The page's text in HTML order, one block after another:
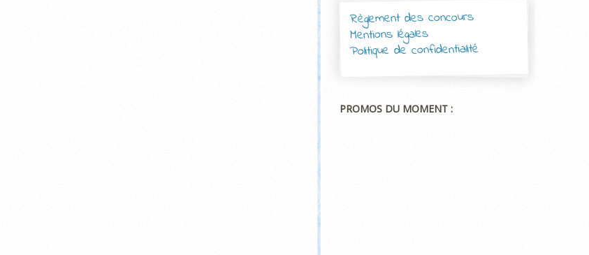
Règlement des concours
Mentions légales
Politique de confidentialité
PROMOS DU MOMENT :